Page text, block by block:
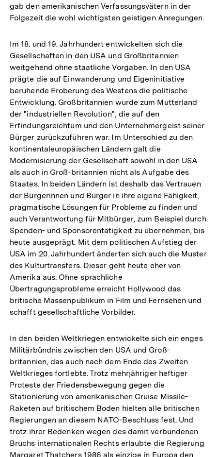
gab den amerikanischen Verfassungsvätern in der
Folgezeit die wohl wichtigsten geistigen Anregungen.
Im 18. und 19. Jahrhundert entwickelten sich die
Gesellschaften in den USA und Großbritannien
weitgehend ohne staatliche Vorgaben. In den USA
prägte die auf Einwanderung und Eigeninitiative
beruhende Eroberung des Westens die politische
Entwicklung. Großbritannien wurde zum Mutterland
der "industriellen Revolution", die auf den
Erfindungsreichtum und den Unternehmergeist seiner
Bürger zurückzuführen war. Im Unterschied zu den
kontinentaleuropäischen Ländern galt die
Modernisierung der Gesellschaft sowohl in den USA
als auch in Groß-britannien nicht als Aufgabe des
Staates. In beiden Ländern ist deshalb das Vertrauen
der Bürgerinnen und Bürger in ihre eigene Fähigkeit,
pragmatische Lösungen für Probleme zu finden und
auch Verantwortung für Mitbürger, zum Beispiel durch
Spenden- und Sponsorentätigkeit zu übernehmen, bis
heute ausgeprägt. Mit dem politischen Aufstieg der
USA im 20. Jahrhundert änderten sich auch die Muster
des Kulturtransfers. Dieser geht heute eher von
Amerika aus. Ohne sprachliche
Übertragungsprobleme erreicht Hollywood das
britische Massenpublikum in Film und Fernsehen und
schafft gesellschaftliche Vorbilder.
In den beiden Weltkriegen entwickelte sich ein enges
Militärbündnis zwischen den USA und Groß-
britannien, das auch nach dem Ende des Zweiten
Weltkrieges fortlebte. Trotz mehrjähriger heftiger
Proteste der Friedensbewegung gegen die
Stationierung von amerikanischen Cruise Missile-
Raketen auf britischem Boden hielten alle britischen
Regierungen an diesem NATO-Beschluss fest. Und
trotz ihrer Bedenken wegen des damit verbundenen
Bruchs internationalen Rechts erlaubte die Regierung
Margaret Thatchers 1986 als einzige in Europa den